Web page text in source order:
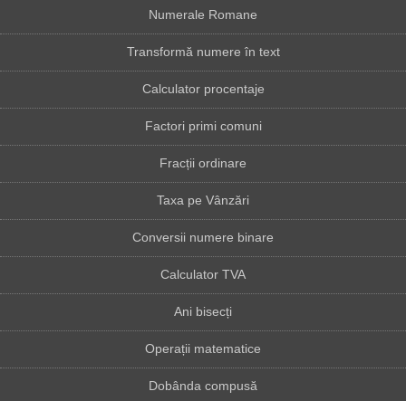
Numerale Romane
Transformă numere în text
Calculator procentaje
Factori primi comuni
Fracții ordinare
Taxa pe Vânzări
Conversii numere binare
Calculator TVA
Ani bisecți
Operații matematice
Dobânda compusă